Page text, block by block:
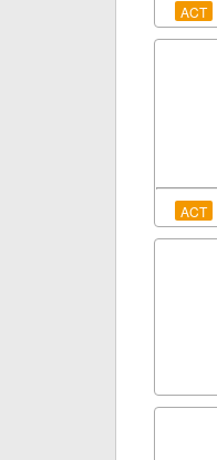
ACT
ACT